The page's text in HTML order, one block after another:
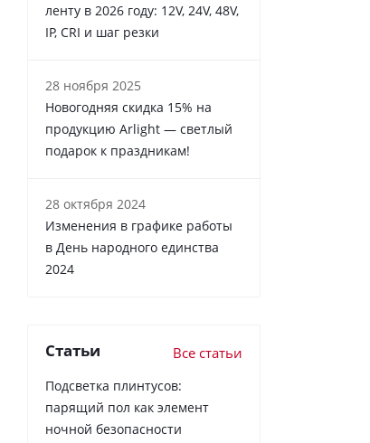
ленту в 2026 году: 12V, 24V, 48V,
IP, CRI и шаг резки
28 ноября 2025
Новогодняя скидка 15% на
продукцию Arlight — светлый
подарок к праздникам!
28 октября 2024
Изменения в графике работы
в День народного единства
2024
Статьи Все статьи
Подсветка плинтусов:
парящий пол как элемент
ночной безопасности